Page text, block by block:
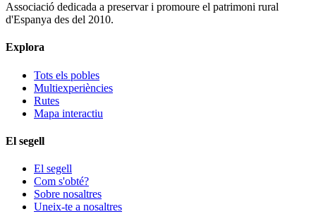
Associació dedicada a preservar i promoure el patrimoni rural
d'Espanya des del 2010.
Explora
Tots els pobles
Multiexperiències
Rutes
Mapa interactiu
El segell
El segell
Com s'obté?
Sobre nosaltres
Uneix-te a nosaltres